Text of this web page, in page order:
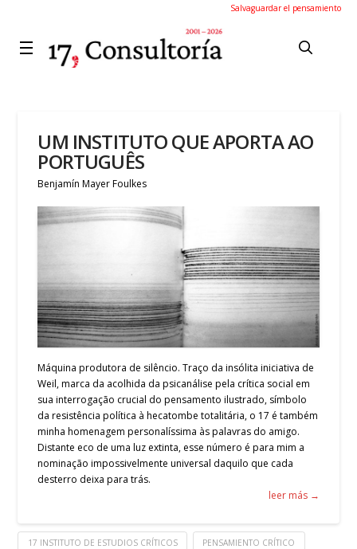
Salvaguardar el pensamiento
UM INSTITUTO QUE APORTA AO
PORTUGUÊS
Benjamín Mayer Foulkes
Máquina produtora de silêncio. Traço da insólita iniciativa de
Weil, marca da acolhida da psicanálise pela crítica social em
sua interrogação crucial do pensamento ilustrado, símbolo
da resistência política à hecatombe totalitária, o 17 é também
minha homenagem personalíssima às palavras do amigo.
Distante eco de uma luz extinta, esse número é para mim a
nominação impossivelmente universal daquilo que cada
desterro deixa para trás.
leer más →
17 INSTITUTO DE ESTUDIOS CRÍTICOS PENSAMIENTO CRÍTICO